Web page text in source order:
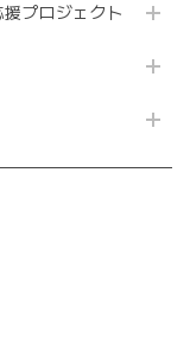
プロジェクト